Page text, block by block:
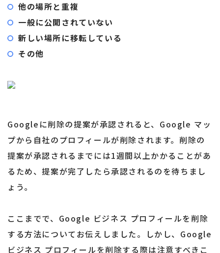
他の場所と重複
一般に公開されていない
新しい場所に移転している
その他
Googleに削除の提案が承認されると、Google マッ
プから自社のプロフィールが削除されます。削除の
提案が承認されるまでには1週間以上かかることがあ
るため、提案が完了したら承認されるのを待ちまし
ょう。
ここまでで、Google ビジネス プロフィールを削除
する方法についてお伝えしました。しかし、Google
ビジネス プロフィールを削除する際は注意すべきこ